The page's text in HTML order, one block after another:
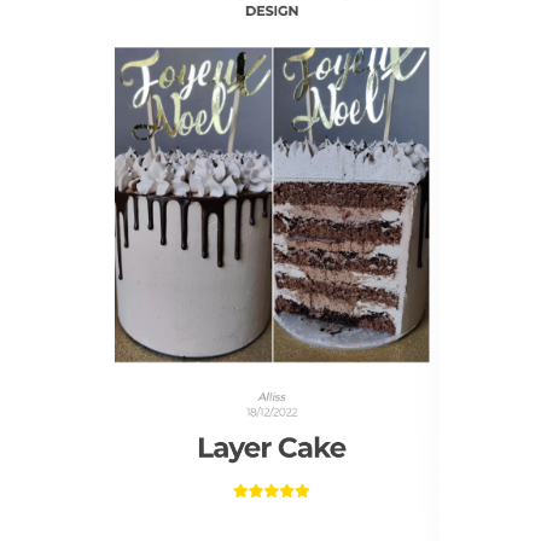
LE CRAZY LAYER CAKE9 - Le chocolate cake
10 - La ganache chocolat au lait 11 - La crème au
beurre meringue Italienne